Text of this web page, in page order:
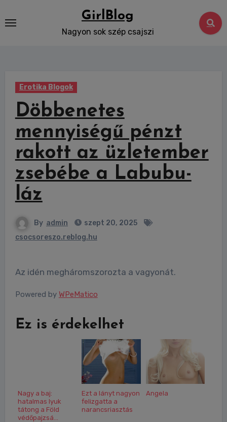
to
GirlBlog
Nagyon sok szép csajszi
Erotika Blogok
Döbbenetes
mennyiségű pénzt
rakott az üzletember
zsebébe a Labubu-
láz
By admin
szept 20, 2025
csocsoreszo.reblog.hu
Az idén megháromszorozta a vagyonát.
Powered by WPeMatico
Ez is érdekelhet
Nagy a baj:
hatalmas lyuk
tátong a Föld
védőpajzsá...
Ezt a lányt nagyon
felizgatta a
narancsriasztás
Angela